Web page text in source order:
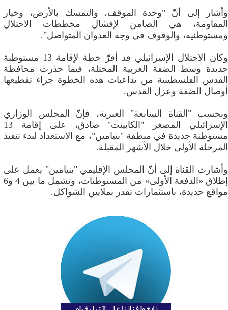
وأشار إلى أنّ "وحدة الموقف، والتمسك بالأرض، وخيار
المقاومة، هي الضامن لإفشال مخططات الاحتلال
ومستوطنيه، والوقوف في وجه العدوان المتواصل".
وكان الاحتلال الإسرائيلي قد أقرّ خطة لإقامة 13 مستوطنة
جديدة وسط الضفة الغربية المحتلة، فيما حذرت محافظة
القدس الفلسطينية من تداعيات هذه الخطوة جراء تقطيعها
أوصال الضفة وعزل القدس.
وبحسب "القناة السابعة" العبرية، فإنّ المجلس الوزاري
الإسرائيلي المصغر "الكابينت" صادق، على إقامة 13
مستوطنة جديدة في منطقة "بنيامين"، مع الاستعداد لبدء تنفيذ
المرحلة الأولى خلال الأشهر المقبلة.
وأشارت القناة إلى أنّ المجلس الإقليمي "بنيامين" يعمل على
إطلاق «الدفعة الأولى» من المستوطنات، وتشمل ما بين 4 و6
مواقع جديدة، باستثمارات تقدر بملايين الشواكل.